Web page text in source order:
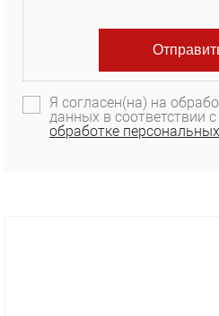
Я согласен(на) на
данных в соответствии с
обработке